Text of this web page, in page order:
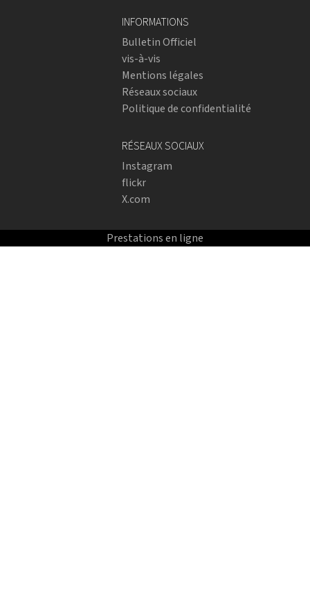
INFORMATIONS
Bulletin Officiel
vis-à-vis
Mentions légales
Réseaux sociaux
Politique de confidentialité
RÉSEAUX SOCIAUX
Instagram
flickr
X.com
Prestations en ligne